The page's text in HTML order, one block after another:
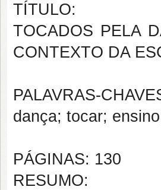
TÍTULO:
TOCADOS PELA
CONTEXTO DA
PALAVRAS-
dança; tocar;
PÁGINAS: 130
RESUMO: